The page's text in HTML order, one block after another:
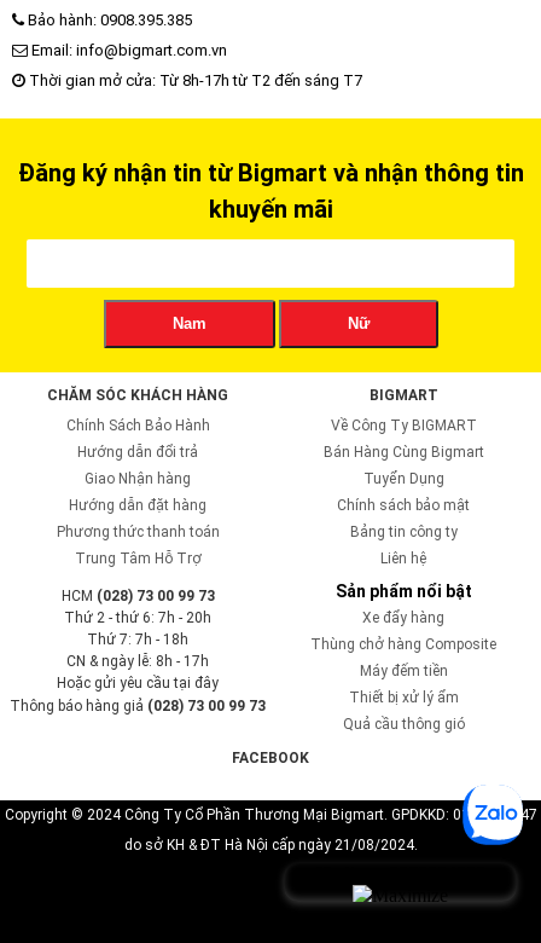
Bảo hành: 0908.395.385
Email: info@bigmart.com.vn
Thời gian mở cửa: Từ 8h-17h từ T2 đến sáng T7
Đăng ký nhận tin từ Bigmart và nhận thông tin
khuyến mãi
Nam Nữ
CHĂM SÓC KHÁCH HÀNG
Chính Sách Bảo Hành
Hướng dẫn đổi trả
Giao Nhận hàng
Hướng dẫn đặt hàng
Phương thức thanh toán
Trung Tâm Hỗ Trợ
BIGMART
Về Công Ty BIGMART
Bán Hàng Cùng Bigmart
Tuyển Dụng
Chính sách bảo mật
Bảng tin công ty
Liên hệ
HCM (028) 73 00 99 73
Thứ 2 - thứ 6: 7h - 20h
Thứ 7: 7h - 18h
CN & ngày lễ: 8h - 17h
Hoặc gửi yêu cầu tại đây
Thông báo hàng giả (028) 73 00 99 73
Sản phẩm nổi bật
Xe đẩy hàng
Thùng chở hàng Composite
Máy đếm tiền
Thiết bị xử lý ẩm
Quả cầu thông gió
FACEBOOK
Copyright © 2024 Công Ty Cổ Phần Thương Mại Bigmart. GPDKKD: 0110819747
do sở KH & ĐT Hà Nội cấp ngày 21/08/2024.